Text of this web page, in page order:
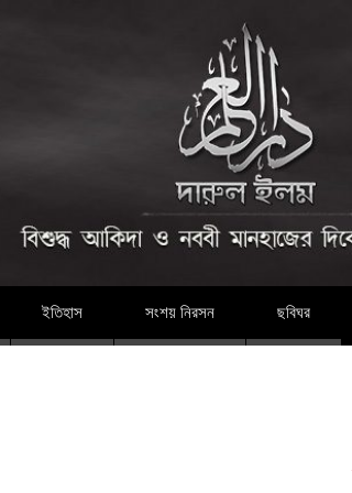
ইতিহাস সংশয় নিরসন ছবিঘর